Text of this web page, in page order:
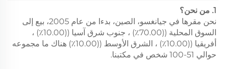
1. من نحن؟
نحن مقرها في جيانغسو، الصين، بدءا من عام 2005، بيع إلى
السوق المحلية ((70.00٪) ، جنوب شرق آسيا ((10.00٪) ،
أفريقيا ((10.00٪) ، الشرق الأوسط ((10.00٪) هناك ما مجموعه
حوالي 51-100 شخص في مكتبنا.